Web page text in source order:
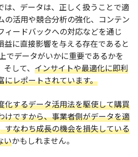
は、データは、正しく扱うことで適
の活用や競合分析の強化、コンテン
ィードバックへの対応などを通じ
益に直接影響を与える存在であると
でデータがいかに重要であるかを
して、 インサイトや最適化に即利
にレポートされています。
化するデータ活用法を駆使して購買
けですから、事業者側がデータを適
すなわち成長の機会を損失している
いかもしれません。